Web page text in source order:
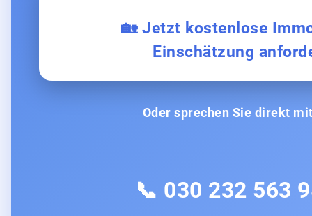
🏡 Jetzt kostenlose
Einschätzung
Oder sprechen Sie direkt
📞 030 232 563